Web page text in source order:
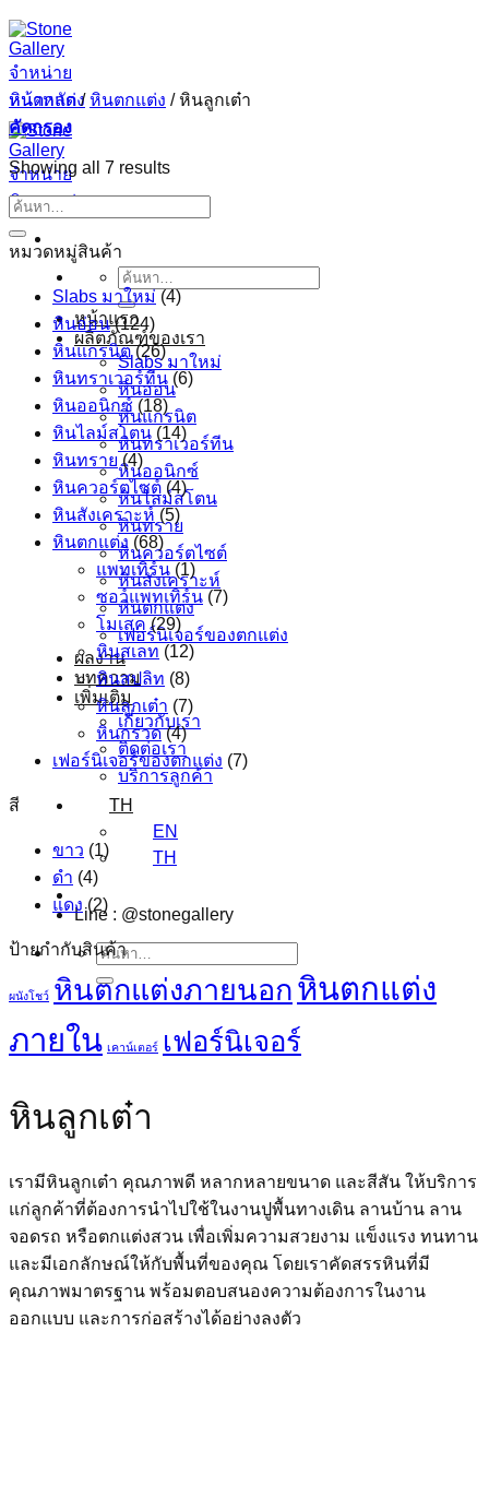
ข้าม
ไป
ยัง
เนื้อหา
ค้นหา:
หน้าแรก
ผลิตภัณฑ์ของเรา
Slabs มาใหม่
หินอ่อน
หินแกรนิต
หินทราเวอร์ทีน
หินออนิกซ์
หินไลม์สโตน
หินทราย
หินควอร์ตไซต์
หินสังเคราะห์
หินตกแต่ง
เฟอร์นิเจอร์ของตกแต่ง
ผลงาน
บทความ
เพิ่มเติม
เกี่ยวกับเรา
ติดต่อเรา
บริการลูกค้า
TH
EN
TH
Line : @stonegallery
ค้นหา:
หน้าหลัก / หินตกแต่ง /หินลูกเต๋า
คัดกรอง
Showing all 7 results
ค้นหา:
หมวดหมู่สินค้า
Slabs มาใหม่ (4)
หินอ่อน (124)
หินแกรนิต (26)
หินทราเวอร์ทีน (6)
หินออนิกซ์ (18)
หินไลม์สโตน (14)
หินทราย (4)
หินควอร์ตไซต์ (4)
หินสังเคราะห์ (5)
หินตกแต่ง (68)
แพทเทิร์น (1)
ซอว์แพทเทิร์น (7)
โมเสค (29)
หินสเลท (12)
หินสปลิท (8)
หินลูกเต๋า (7)
หินกรวด (4)
เฟอร์นิเจอร์ของตกแต่ง (7)
สี
ขาว (1)
ดำ (4)
แดง (2)
ป้ายกำกับสินค้า
ผนังโชว์ หินตกแต่งภายนอกหินตกแต่ง
ภายใน เคาน์เตอร์ เฟอร์นิเจอร์
หินลูกเต๋า
เรามีหินลูกเต๋า คุณภาพดี หลากหลายขนาด และสีสัน ให้บริการ
แก่ลูกค้าที่ต้องการนำไปใช้ในงานปูพื้นทางเดิน ลานบ้าน ลาน
จอดรถ หรือตกแต่งสวน เพื่อเพิ่มความสวยงาม แข็งแรง ทนทาน
และมีเอกลักษณ์ให้กับพื้นที่ของคุณ โดยเราคัดสรรหินที่มี
คุณภาพมาตรฐาน พร้อมตอบสนองความต้องการในงาน
ออกแบบ และการก่อสร้างได้อย่างลงตัว